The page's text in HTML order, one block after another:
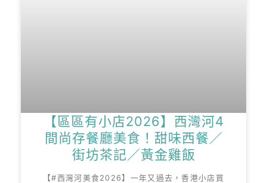
【區區有小店2026】西灣河4
間尚存餐廳美食！甜味西餐／
街坊茶記／黃金雞飯
【#西灣河美食2026】一年又過去，香港小店買